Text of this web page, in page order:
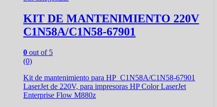
KIT DE MANTENIMIENTO 220V
C1N58A/C1N58-67901
0 out of 5
(0)
Kit de mantenimiento para HP C1N58A/C1N58-67901
LaserJet de 220V, para impresoras HP Color LaserJet
Enterprise Flow M880z